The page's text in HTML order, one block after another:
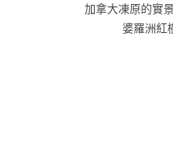
加拿大凍原的實
婆羅洲紅